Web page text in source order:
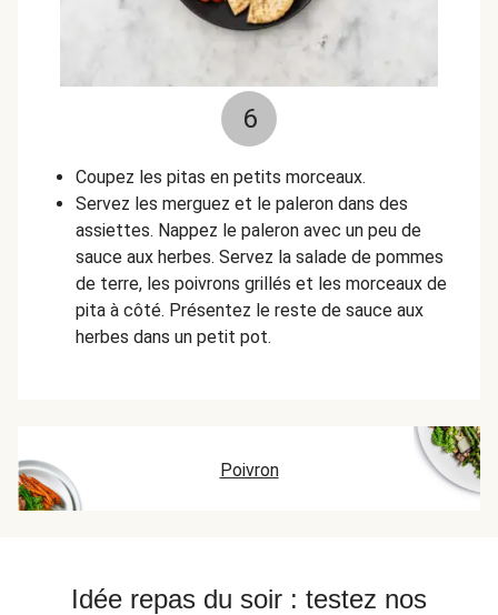
6
Coupez les pitas en petits morceaux.
Servez les merguez et le paleron dans des
assiettes. Nappez le paleron avec un peu de
sauce aux herbes. Servez la salade de pommes
de terre, les poivrons grillés et les morceaux de
pita à côté. Présentez le reste de sauce aux
herbes dans un petit pot.
Poivron
Idée repas du soir : testez nos